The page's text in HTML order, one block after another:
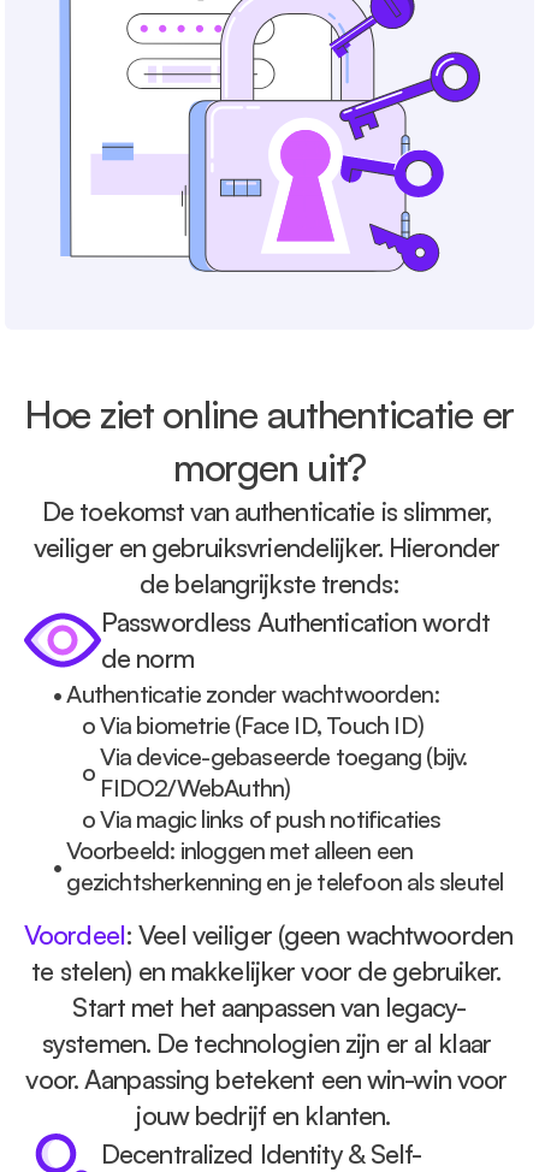
Hoe ziet online authenticatie er
morgen uit?
De toekomst van authenticatie is slimmer,
veiliger en gebruiksvriendelijker. Hieronder
de belangrijkste trends:
Passwordless Authentication wordt
de norm
• Authenticatie zonder wachtwoorden:
o Via biometrie (Face ID, Touch ID)
o
Via device-gebaseerde toegang (bijv.
FIDO2/WebAuthn)
o Via magic links of push notificaties
•
Voorbeeld: inloggen met alleen een
gezichtsherkenning en je telefoon als sleutel
Voordeel: Veel veiliger (geen wachtwoorden
te stelen) en makkelijker voor de gebruiker.
Start met het aanpassen van legacy-
systemen. De technologien zijn er al klaar
voor. Aanpassing betekent een win-win voor
jouw bedrijf en klanten.
Decentralized Identity & Self-